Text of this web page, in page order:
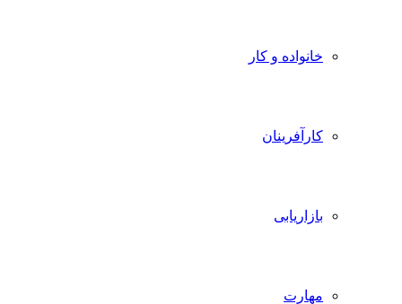
خانواده و کار
کارآفرینان
بازاریابی
مهارت